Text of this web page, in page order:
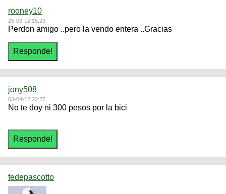
rooney10
25-03-12 15:23
Perdon amigo ..pero la vendo entera ..Gracias
jony508
03-04-12 22:27
No te doy ni 300 pesos por la bici
fedepascotto